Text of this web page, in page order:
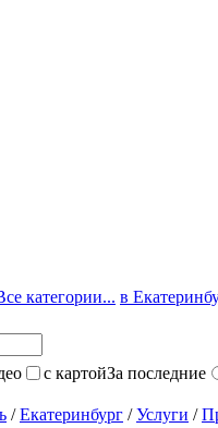
категории... в
с картойЗа последние
/Екатеринбург /Услуги /